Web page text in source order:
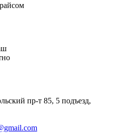
пр-т 85, 5 подъезд,